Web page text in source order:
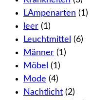
LAmpenarten (1)
leer (1)
Leuchtmittel (6)
Männer (1)
Möbel (1)
Mode (4)
Nachtlicht (2)